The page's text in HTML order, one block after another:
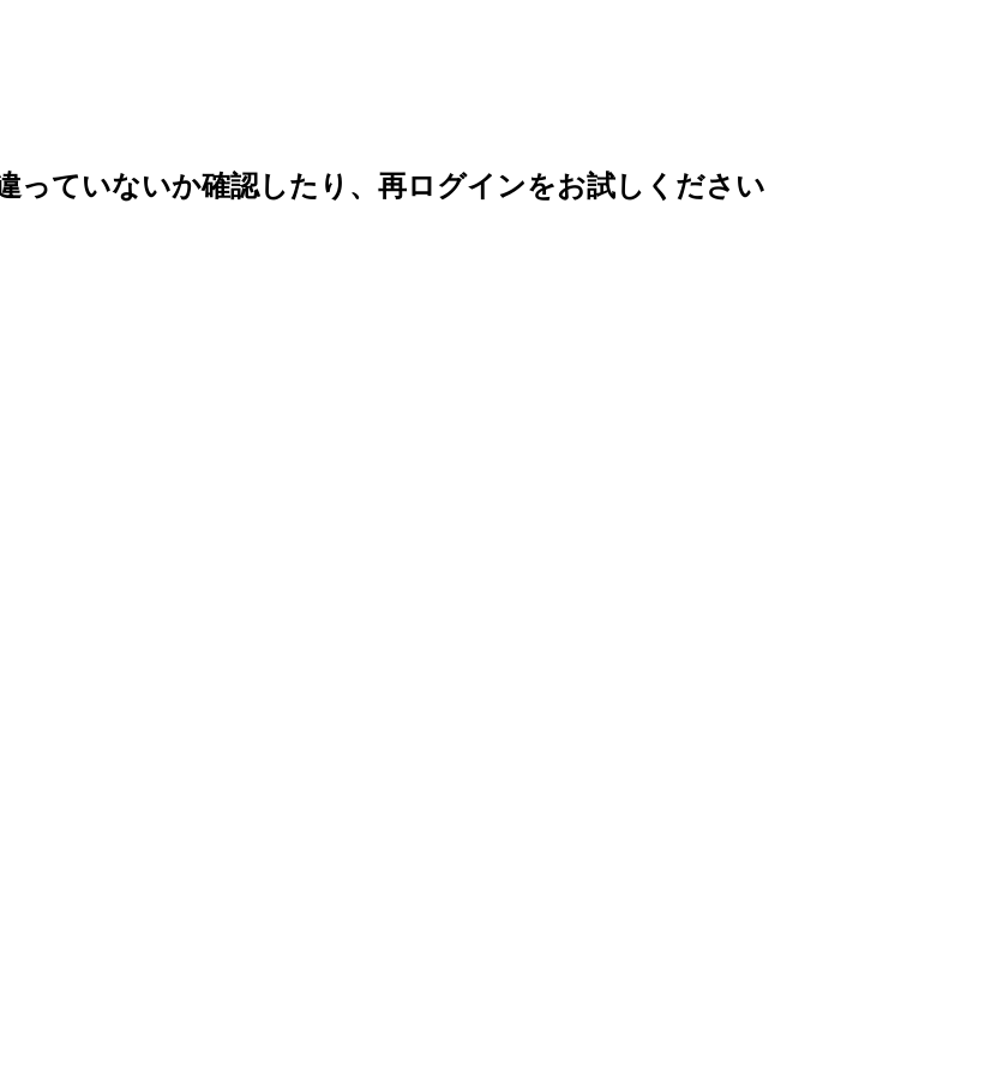
っていないか確認したり、再ログインをお試しください